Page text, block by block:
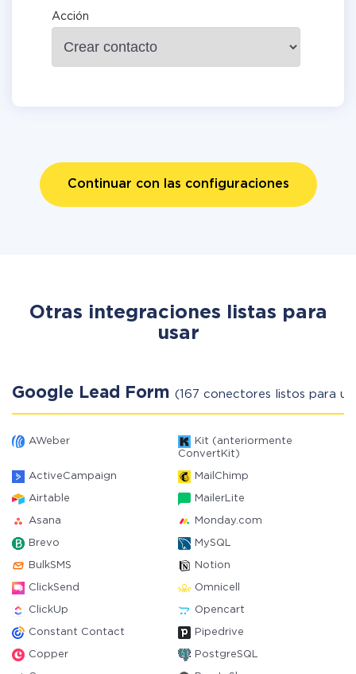
Acción
Continuar con las configuraciones
Otras integraciones listas para
usar
Google Lead Form (167 conectores listos para
AWeber
Kit (anteriormente
ConvertKit)
ActiveCampaign MailChimp
Airtable MailerLite
Asana Monday.com
Brevo MySQL
BulkSMS Notion
ClickSend Omnicell
ClickUp Opencart
Constant Contact Pipedrive
Copper PostgreSQL